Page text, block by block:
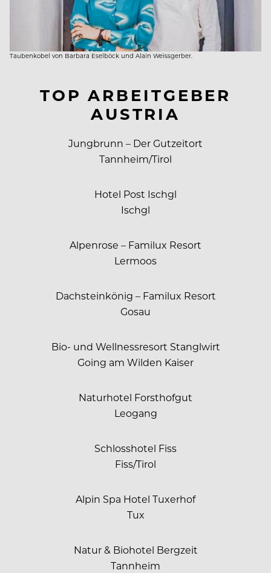
Taubenkobel von Barbara Eselböck und Alain Weissgerber.
TOP ARBEITGEBER
AUSTRIA
Jungbrunn – Der Gutzeitort
Tannheim/Tirol
Hotel Post Ischgl
Ischgl
Alpenrose – Familux Resort
Lermoos
Dachsteinkönig – Familux Resort
Gosau
Bio- und Wellnessresort Stanglwirt
Going am Wilden Kaiser
Naturhotel Forsthofgut
Leogang
Schlosshotel Fiss
Fiss/Tirol
Alpin Spa Hotel Tuxerhof
Tux
Natur & Biohotel Bergzeit
Tannheim